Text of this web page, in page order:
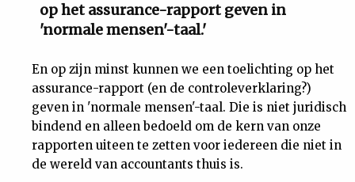
op het assurance-rapport geven in
'normale mensen'-taal.'
En op zijn minst kunnen we een toelichting op het
assurance-rapport (en de controleverklaring?)
geven in 'normale mensen'-taal. Die is niet juridisch
bindend en alleen bedoeld om de kern van onze
rapporten uiteen te zetten voor iedereen die niet in
de wereld van accountants thuis is.